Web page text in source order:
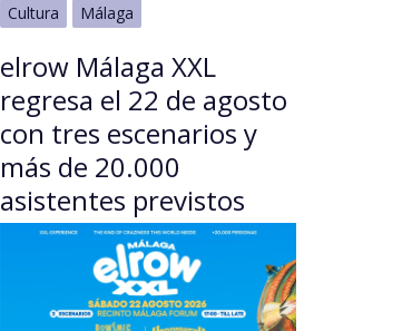
Cultura Málaga
elrow Málaga XXL
regresa el 22 de agosto
con tres escenarios y
más de 20.000
asistentes previstos